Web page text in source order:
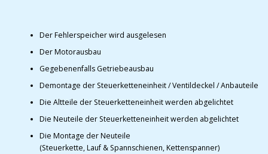
Der Fehlerspeicher wird ausgelesen
Der Motorausbau
Gegebenenfalls Getriebeausbau
Demontage der Steuerketteneinheit / Ventildeckel / Anbauteile
Die Altteile der Steuerketteneinheit werden abgelichtet
Die Neuteile der Steuerketteneinheit werden abgelichtet
Die Montage der Neuteile
(Steuerkette, Lauf & Spannschienen, Kettenspanner)